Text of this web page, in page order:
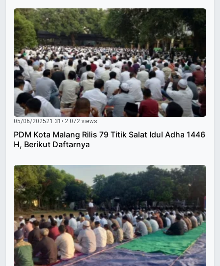
05/06/202521:31 • 2.072 views
PDM Kota Malang Rilis 79 Titik Salat Idul Adha 1446
H, Berikut Daftarnya